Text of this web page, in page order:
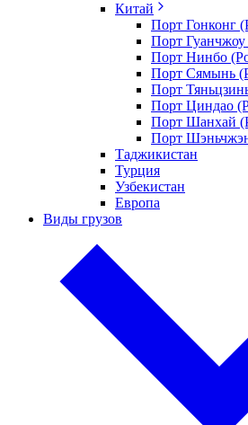
Китай
Порт Гонконг
Порт Гуанчжоу
Порт Нинбо
Порт Сямынь
Порт
Порт Циндао
Порт Шанхай
Порт
Таджикистан
Турция
Узбекистан
Европа
Виды грузов